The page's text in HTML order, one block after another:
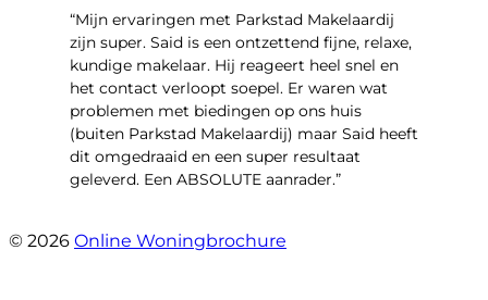
“Mijn ervaringen met Parkstad Makelaardij
zijn super. Said is een ontzettend fijne, relaxe,
kundige makelaar. Hij reageert heel snel en
het contact verloopt soepel. Er waren wat
problemen met biedingen op ons huis
(buiten Parkstad Makelaardij) maar Said heeft
dit omgedraaid en een super resultaat
geleverd. Een ABSOLUTE aanrader.”
© 2026 Online Woningbrochure